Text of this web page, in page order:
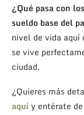
¿Qué pasa con
sueldo base del
nivel de vida aquí
se vive
ciudad.
¿Quieres más
aquíy entérate